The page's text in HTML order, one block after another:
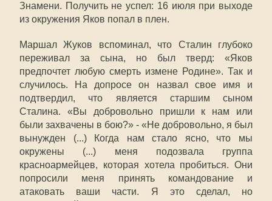
Знамени. Получить не успел: 16 июля при выходе
из окружения Яков попал в плен.
Маршал Жуков вспоминал, что Сталин глубоко
переживал за сына, но был тверд: «Яков
предпочтет любую смерть измене Родине». Так и
случилось. На допросе он назвал свое имя и
подтвердил, что является старшим сыном
Сталина. «Вы добровольно пришли к нам или
были захвачены в бою?» - «Не добровольно, я был
вынужден (...) Когда нам стало ясно, что мы
окружены (...) меня подозвала группа
красноармейцев, которая хотела пробиться. Они
попросили меня принять командование и
атаковать ваши части. Я это сделал, но